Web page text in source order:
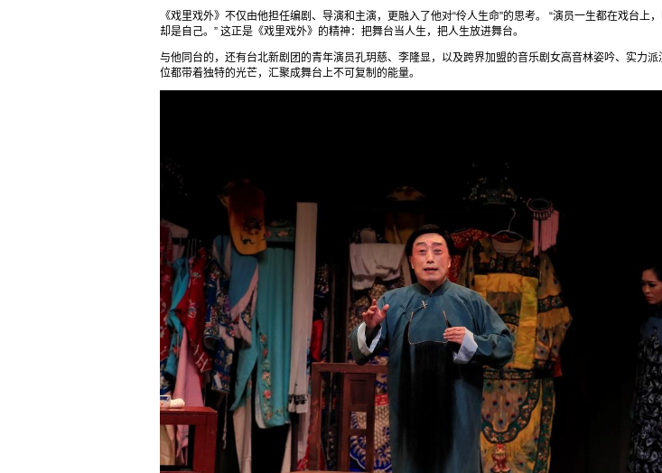
《戏里戏外》不仅由他担任编剧、导演和主演，更融入了他对“伶人生命”的思考。 “演员一生都在戏台上
却是自己。” 这正是《戏里戏外》的精神：把舞台当人生，把人生放进舞台。
与他同台的，还有台北新剧团的青年演员孔玥慈、李隆显，以及跨界加盟的音乐剧女高音林姿吟、实力
位都带着独特的光芒，汇聚成舞台上不可复制的能量。